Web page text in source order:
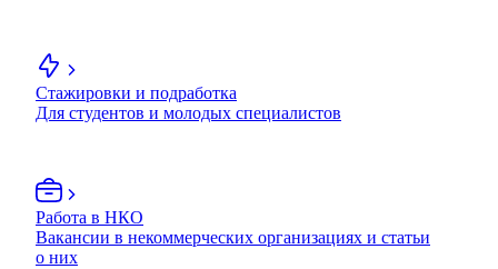
Стажировки и подработка
Для студентов и молодых специалистов
Работа в НКО
Вакансии в некоммерческих организациях и статьи
о них